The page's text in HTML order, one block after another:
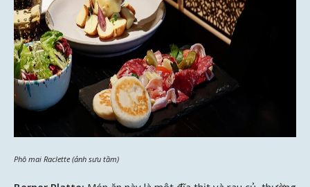
Phô mai Raclette (ảnh sưu tầm)